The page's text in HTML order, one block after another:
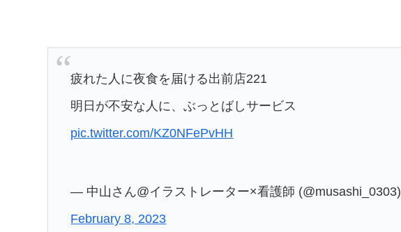
疲れた人に夜食を届ける出前店221
明日が不安な人に、ぶっとばしサービス
pic.twitter.com/KZ0NFePvHH
— 中山さん@イラストレーター×看護師 (@musashi_0303)
February 8, 2023